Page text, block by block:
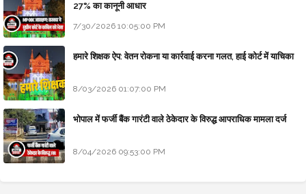
27% का कानूनी आधार
7/30/2026 10:05:00 PM
हमारे शिक्षक ऐप: वेतन रोकना या कार्रवाई करना गलत, हाई कोर्ट में याचिका
8/03/2026 01:07:00 PM
भोपाल में फर्जी बैंक गारंटी वाले ठेकेदार के विरुद्ध आपराधिक मामला दर्ज
8/04/2026 09:53:00 PM